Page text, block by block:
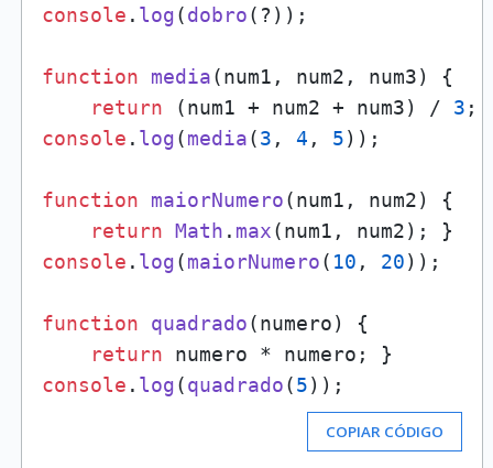
console . log(dobro(?));
function media(num1, num2, num3) {
return (num1 + num2 + num3) / 3
console . log(media(3 , 4 , 5));
function maiorNumero(num1, num2) {
return Math . max
console . log(maiorNumero( 10 , 20));
function quadrado(numero) {
return
console . log(quadrado(5
COPIAR CÓDIGO